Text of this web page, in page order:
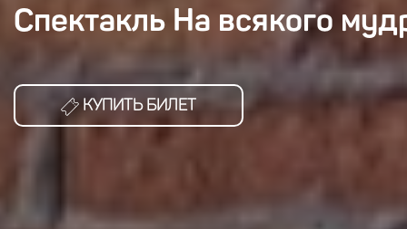
Спектакль На всякого
КУПИТЬ БИЛЕТ